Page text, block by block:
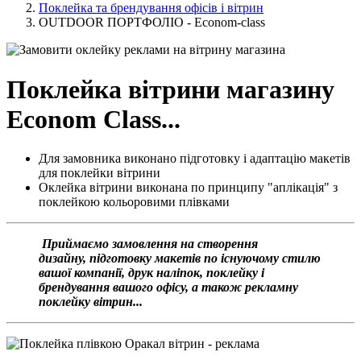
Поклейка та брендування офісів і вітрин
OUTDOOR ПОРТФОЛІО - Еconom-class
Поклейка вітрини магазину
Еconom Сlass...
Для замовника виконано підготовку і адаптацію макетів
для поклейки вітрини
Оклейка вітрини виконана по принципу "аплікація" з
поклейкою кольоровими плівками
Приймаємо замовлення на створення
дизайну, підготовку макетів по існуючому стилю
вашої компанії, друк наліпок, поклейку і
брендування вашого офісу, а також рекламну
поклейку вітрин...